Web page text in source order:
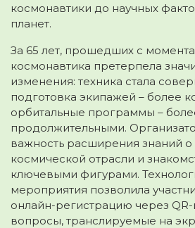
космонавтики до научных
планет.
За 65 лет, прошедших с
космонавтика претерпела
изменения: техника стала
подготовка экипажей – более
орбитальные программы –
продолжительными.
важность расширения знаний о
космической отрасли и
ключевыми фигурами.
мероприятия позволила
онлайн-регистрацию через QR-
вопросы, транслируемые на